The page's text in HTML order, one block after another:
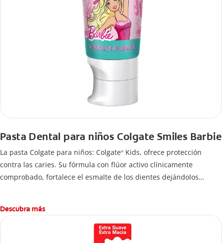
Pasta Dental para niños Colgate Smiles Barbie
La pasta Colgate para niños: Colgate® Kids, ofrece protección
contra las caries. Su fórmula con flúor activo clínicamente
comprobado, fortalece el esmalte de los dientes dejándolos
Descubra más